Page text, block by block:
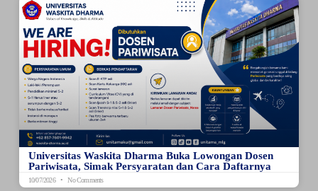
Universitas Waskita Dharma Buka Lowongan Dosen
Pariwisata, Simak Persyaratan dan Cara Daftarnya
10/07/2026 No Comments